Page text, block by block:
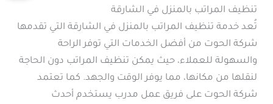
تنظيف المراتب بالمنزل في الشارقة
تُعد خدمة تنظيف المراتب بالمنزل في الشارقة التي تقدمها
شركة الحوت من أفضل الخدمات التي توفر الراحة
والسهولة للعملاء، حيث يمكن تنظيف المراتب دون الحاجة
لنقلها من مكانها، مما يوفر الوقت والجهد. كما تعتمد
شركة الحوت على فريق عمل مدرب يستخدم أحدث